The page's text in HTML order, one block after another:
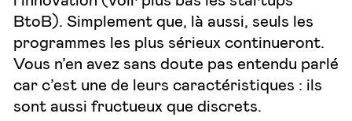
BtoB). Simplement que, là aussi, seuls les
programmes les plus sérieux continueront.
Vous n’en avez sans doute pas entendu parlé
car c’est une de leurs caractéristiques : ils
sont aussi fructueux que discrets.